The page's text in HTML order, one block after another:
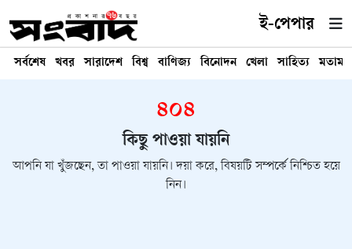
ই-পেপার
সর্বশেষ খবর সারাদেশ বিশ্ব বাণিজ্য বিনোদন খেলা সাহিত্য মতামত
৪০৪
কিছু পাওয়া যায়নি
আপনি যা খুঁজছেন, তা পাওয়া যায়নি। দয়া করে, বিষয়টি সম্পর্কে নিশ্চিত হয়ে
নিন।